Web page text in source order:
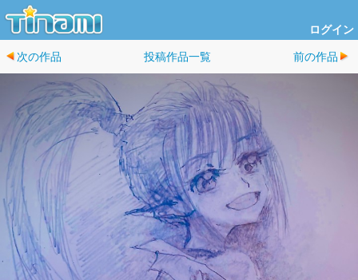
ログイン
次の作品 投稿作品一覧 前の作品